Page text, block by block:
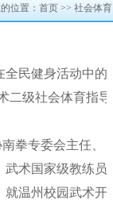
位置： 首页 >> 社会体育
全民健身活动中的
二级社会体育指导
拳专委会主任、
术国家级教练员
就温州校园武术开